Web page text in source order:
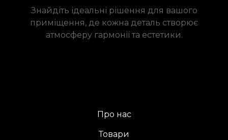
Знайдіть ідеальні рішення для вашого
приміщення, де кожна деталь створює
атмосферу гармонії та естетики.
Про нас
Товари